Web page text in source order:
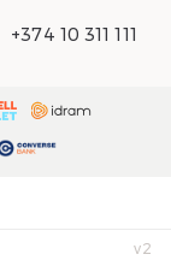
+374 10 311 111
v2